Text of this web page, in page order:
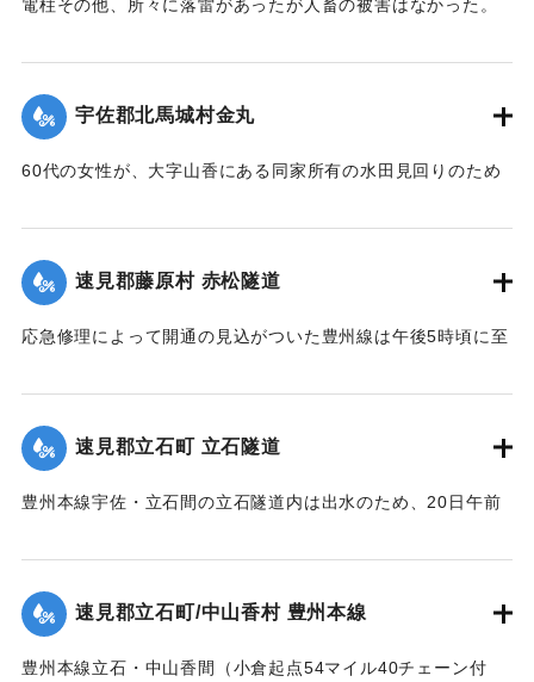
電柱その他、所々に落雷があったが人畜の被害はなかった。
｜固有コード:00275019
宇佐郡北馬城村金丸
60代の女性が、大字山香にある同家所有の水田見回りのため
先に帰途についたが、自宅付近の小川を渡る際、誤って濁流
に押し流され行方不明となったので村民総出で所在捜査に従
事した。
死体は21日午前11時頃、封戸村の青森新田で発見された。
【出典：大分新聞 大正12年6月21日 朝刊7面、6月23日 朝刊
4面】
｜固有コード:
速見郡藤原村 赤松隧道
応急修理によって開通の見込がついた豊州線は午後5時頃に至
われたが、まもなく復旧した。
【出典：大分新聞 大正12年6月21日 朝刊7面】
｜固有コード: 00275021
速見郡立石町 立石隧道
豊州本線宇佐・立石間の立石隧道内は出水のため、20日午前
注：アーチ）付近の線路上にも右壁土砂2坪崩落した。大分駅
発上り午前11時30分旅客列車をはじめ以後の各列車は中山香
より先、まったく不通になっていたが、午後1時に至り立石隧
速見郡立石町/中山香村 豊州本線
豊州本線立石・中山香間（小倉起点54マイル40チェーン付